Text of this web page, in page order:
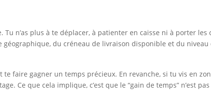
n’as plus à te déplacer, à patienter en caisse ni à porter les
du créneau de livraison disponible et du niveau
faire gagner un temps précieux. En revanche, si tu vis en
Ce que cela implique, c’est que le “gain de temps” n’est